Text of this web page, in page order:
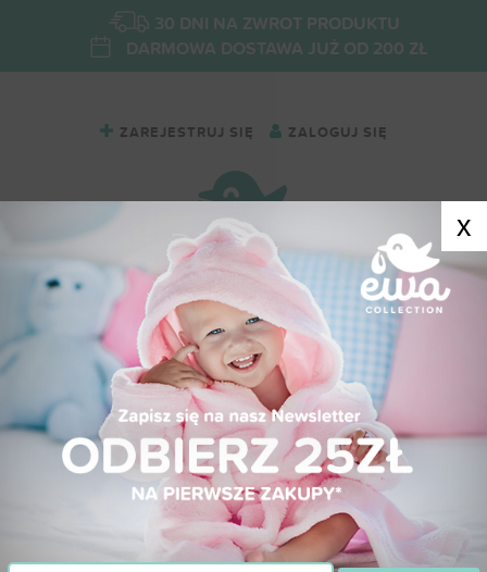
30 DNI NA ZWROT PRODUKTU
DARMOWA DOSTAWA JUŻ OD 200 ZŁ
ZAREJESTRUJ SIĘ ZALOGUJ SIĘ
SPODNIE BAWEŁNIANE GWIAZDKA
x